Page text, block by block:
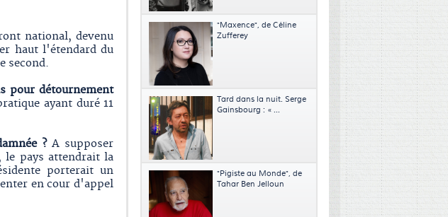
national, devenu
haut l'étendard du
second.
pour détournement
ayant duré 11
?A supposer
le pays attendrait la
porterait un
en cour d'appel
"Maxence", de Céline
Zufferey
Tard dans la nuit. Serge
Gainsbourg : « ...
"Pigiste au Monde", de
Tahar Ben Jelloun